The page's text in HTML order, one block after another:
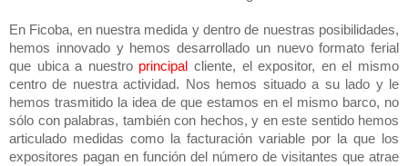
En Ficoba, en nuestra medida y dentro de nuestras posibilidades,
hemos innovado y hemos desarrollado un nuevo formato ferial
que ubica a nuestro principalcliente, el expositor, en el mismo
centro de nuestra actividad. Nos hemos situado a su lado y le
hemos trasmitido la idea de que estamos en el mismo barco, no
sólo con palabras, también con hechos, y en este sentido hemos
articulado medidas como la facturación variable por la que los
expositores pagan en función del número de visitantes que atrae